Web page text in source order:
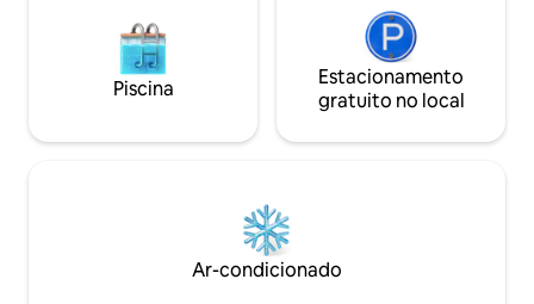
Piscina
Estacionamento
gratuito no local
Ar-condicionado